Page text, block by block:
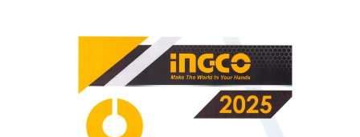
Ваш отзыв о товаре, магазине или работе продавца
поможет нам улучшать сервис и будет полезен другим
Оставить отзыв о покупке